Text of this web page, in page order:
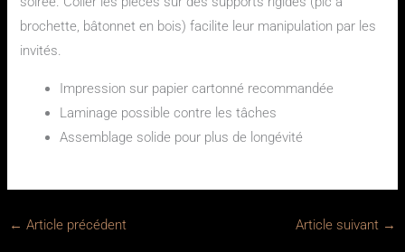
brochette, bâtonnet en bois) facilite leur manipulation par les
invités.
Impression sur papier cartonné recommandée
Laminage possible contre les tâches
Assemblage solide pour plus de longévité
← Article précédent Article suivant →